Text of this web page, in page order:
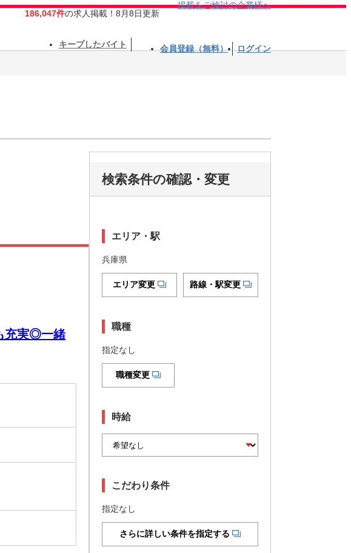
186,047件の求人掲載！8月8日更新
掲載をご検討の企業様へ
キープしたバイト 会員登録（無料） ログイン
充実◎一緒
検索条件の確認・変更
エリア・駅
兵庫県
エリア変更 路線・駅変更
職種
指定なし
職種変更
時給
こだわり条件
指定なし
さらに詳しい条件を指定する